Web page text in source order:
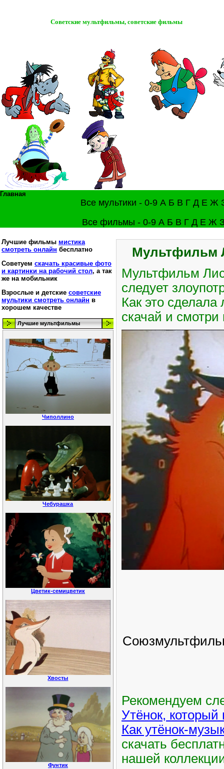
Советские мультфильмы, советские фильмы
Главная
Все мультики - 0-9 А Б В Г Д Е Ж
Все фильмы - 0-9 А Б В Г Д Е Ж
Лучшие фильмы мистика
смотреть онлайн бесплатно
Советуем скачать красивые фото
и картинки на рабочий стол, а так
же на мобильник
Взрослые и детские советские
мультики смотреть онлайн в
хорошем качестве
Лучшие мультфильмы
Чиполлино
Чебурашка
Цветик-семицветик
Хвосты
Фунтик
Мультфильм
Мультфильм
следует
Как это
скачай и смотри
Рекомендуем
Утёнок,
Как утёнок-
скачать
нашей